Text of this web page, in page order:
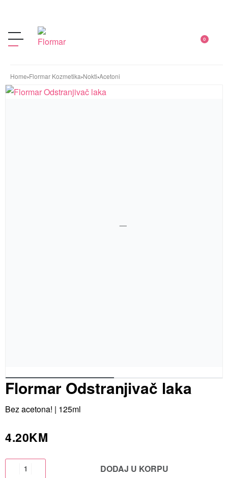
0
Home›Flormar Kozmetika›Nokti›Acetoni
Flormar Odstranjivač laka
Bez acetona! | 125ml
4.20KM
DODAJ U KORPU